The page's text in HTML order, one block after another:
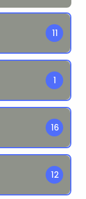
11
1
16
12